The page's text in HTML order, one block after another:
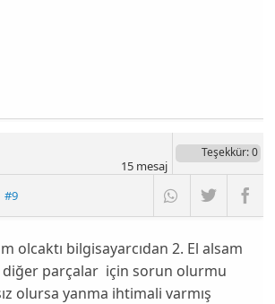
#9
Teşekkür: 0
15mesaj
olcaktı bilgisayarcıdan 2. El alsam
diğer parçalar için sorun olurmu
olursa yanma ihtimali varmış